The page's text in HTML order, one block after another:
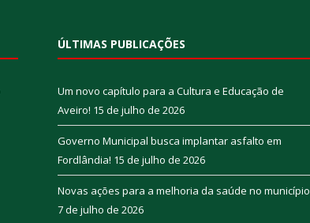
ÚLTIMAS PUBLICAÇÕES
Um novo capítulo para a Cultura e Educação de
Aveiro! 15 de julho de 2026
Governo Municipal busca implantar asfalto em
Fordlândia! 15 de julho de 2026
Novas ações para a melhoria da saúde no município
7 de julho de 2026